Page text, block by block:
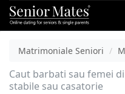
Matrimoniale Seniori
Caut barbati sau femei
stabile sau casatorie